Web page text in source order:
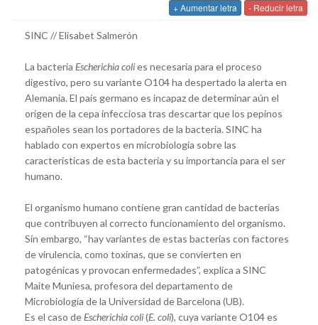
+ Aumentar letra - Reducir letra
SINC // Elisabet Salmerón
La bacteria Escherichia colies necesaria para el proceso
digestivo, pero su variante O104 ha despertado la alerta en
Alemania. El país germano es incapaz de determinar aún el
origen de la cepa infecciosa tras descartar que los pepinos
españoles sean los portadores de la bacteria. SINC ha
hablado con expertos en microbiología sobre las
características de esta bacteria y su importancia para el ser
humano.
El organismo humano contiene gran cantidad de bacterias
que contribuyen al correcto funcionamiento del organismo.
Sin embargo, “hay variantes de estas bacterias con factores
de virulencia, como toxinas, que se convierten en
patogénicas y provocan enfermedades”, explica a SINC
Maite Muniesa, profesora del departamento de
Microbiología de la Universidad de Barcelona (UB).
Es el caso de Escherichia coli(E. coli), cuya variante O104 es